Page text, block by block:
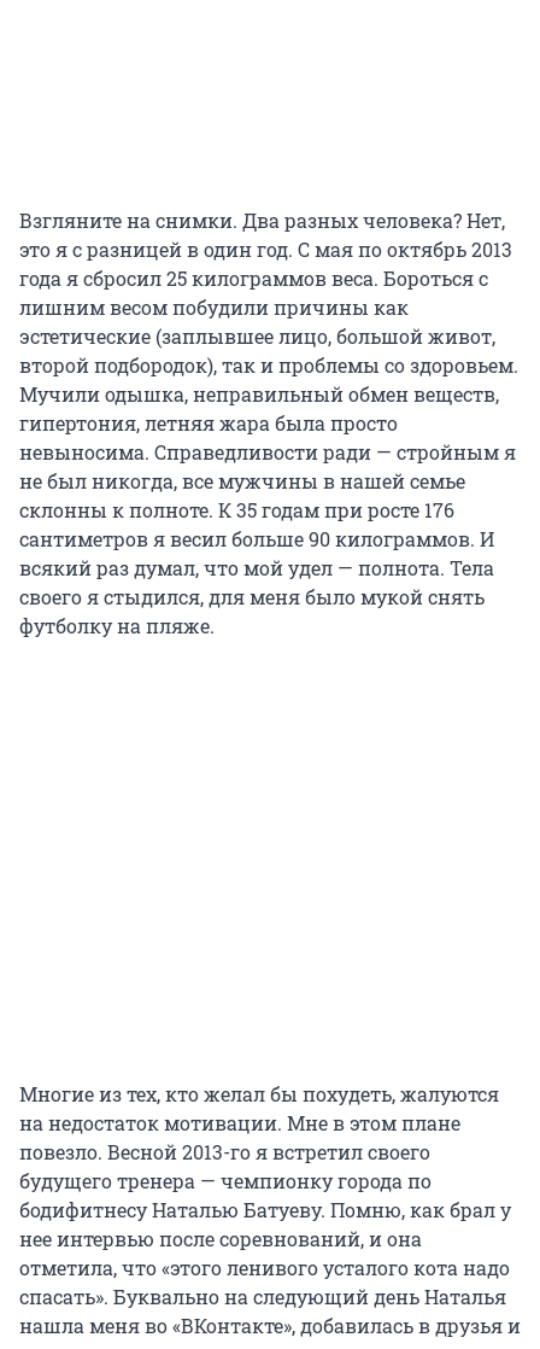
Взгляните на снимки. Два разных человека? Нет,
это я с разницей в один год. С мая по октябрь 2013
года я сбросил 25 килограммов веса. Бороться с
лишним весом побудили причины как
эстетические (заплывшее лицо, большой живот,
второй подбородок), так и проблемы со здоровьем.
Мучили одышка, неправильный обмен веществ,
гипертония, летняя жара была просто
невыносима. Справедливости ради — стройным я
не был никогда, все мужчины в нашей семье
склонны к полноте. К 35 годам при росте 176
сантиметров я весил больше 90 килограммов. И
всякий раз думал, что мой удел — полнота. Тела
своего я стыдился, для меня было мукой снять
футболку на пляже.
Многие из тех, кто желал бы похудеть, жалуются
на недостаток мотивации. Мне в этом плане
повезло. Весной 2013-го я встретил своего
будущего тренера — чемпионку города по
бодифитнесу Наталью Батуеву. Помню, как брал у
нее интервью после соревнований, и она
отметила, что «этого ленивого усталого кота надо
спасать». Буквально на следующий день Наталья
нашла меня во «ВКонтакте», добавилась в друзья и